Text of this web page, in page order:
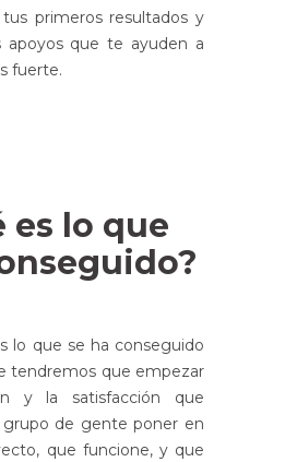
tus primeros resultados y
apoyos que te ayuden a
fuerte.
es lo que
lo que se ha conseguido
tendremos que empezar
y la satisfacción que
grupo de gente poner en
que funcione, y que